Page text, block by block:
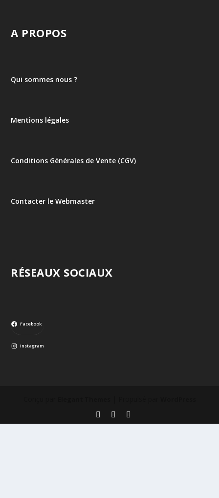
A PROPOS
Qui sommes nous ?
Mentions légales
Conditions Générales de Vente (CGV)
Contacter le Webmaster
RÉSEAUX SOCIAUX
Facebook
Instagram